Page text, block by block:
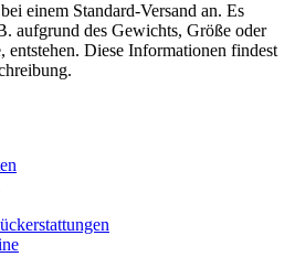
einem Standard-Versand an. Es
aufgrund des Gewichts, Größe oder
entstehen. Diese Informationen findest